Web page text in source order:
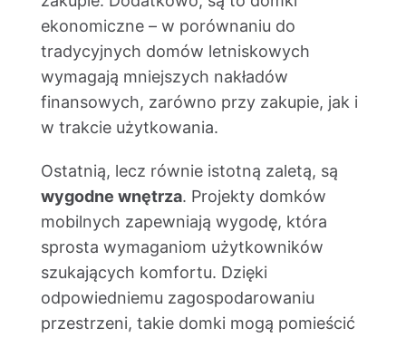
ekonomiczne – w porównaniu do
tradycyjnych domów letniskowych
wymagają mniejszych nakładów
finansowych, zarówno przy zakupie, jak i
w trakcie użytkowania.
Ostatnią, lecz równie istotną zaletą, są
wygodne wnętrza. Projekty domków
mobilnych zapewniają wygodę, która
sprosta wymaganiom użytkowników
szukających komfortu. Dzięki
odpowiedniemu zagospodarowaniu
przestrzeni, takie domki mogą pomieścić